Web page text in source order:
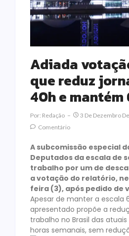
Adiada
que reduz
40h e mantém
Por: Redação
3 De Dezembro
Comentário
A subcomissão especial
Deputados da escala de
trabalho por um de
a votação do relatório,
feira (3), após pedido de
Apesar de manter a escala
apresentado propõe a
trabalho no Brasil das
horas semanais, sem